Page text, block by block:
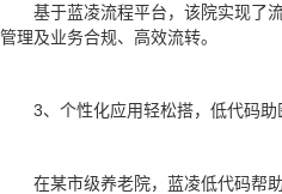
基于蓝凌流程平台，该院实现了
管理及业务合规、高效流转。
3、个性化应用轻松搭，低代码
在某市级养老院，蓝凌低代码帮